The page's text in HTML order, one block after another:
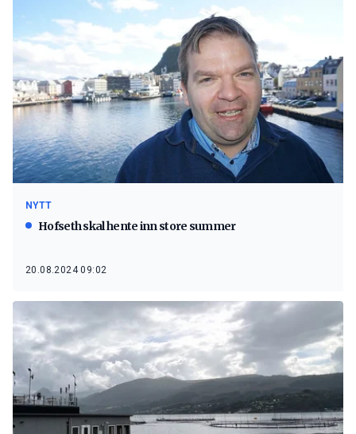
NYTT
Hofseth skal hente inn store summer
20.08.2024 09:02